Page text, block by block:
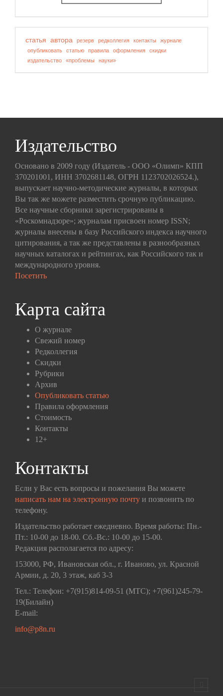
статья автора резерв редколлегия контакты
журнале
опубликовать
статью правила оформления
скидки
издательство
«проблемы науки»
Издательство
Основано в 2009 году (Издатель - ООО «Олимп» КПП
370201001, ИНН 3702681148, ОГРН 1123702026524.),
выпускает научно-методические журналы, в которых
Вы так же можете разместить срочную публикацию.
Все научные сборники зарегистрированы в
«Роскомнадзоре»; журналам присвоен номер ISSN;
журналы внесены в базу Российского индекса научного
цитирования, а так же представлены в разнообразных
научных каталогах и рейтингах, как Российского так и
международного уровня.
Посетить
Карта сайта
О журнале
Свежий номер
Редколлегия
Скидки
Рубрики
Архив
Опубликовать статью
Правила оформления
Стоимость
Контакты
12+
Контакты
Если у Вас есть вопросы и пожелания Вы можете
написать нам на электронную почту и позвонить по
телефону.
Издательство работает ежедневно. Время работы: Пн.-
Пт.: 10-00 до 18-00. Сб.-Вс.: 10-00 до 15-00.
Редакция располагается по адресу:
153000, РФ, Ивановская обл., г. Иваново, ул. Красной
Армии, д. 20, 3 этаж, каб 3-3
Тел.: Телефон: +7(915)814-09-51 (МТС); +7(961)245-79-
19(Билайн)
E-mail:
info@p8n.ru